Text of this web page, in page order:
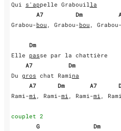
Qui s'appelle Grabouilla
A7         Dm
Grabou-bou , Grabou-bou , Grabou-
  Dm
Elle passe par la chattière
  A7          Dm
Du gros chat Ramina
A7      Dm       A7
Rami-mi , Rami-mi , Rami-mi , Rami
couplet 2
     G               Dm